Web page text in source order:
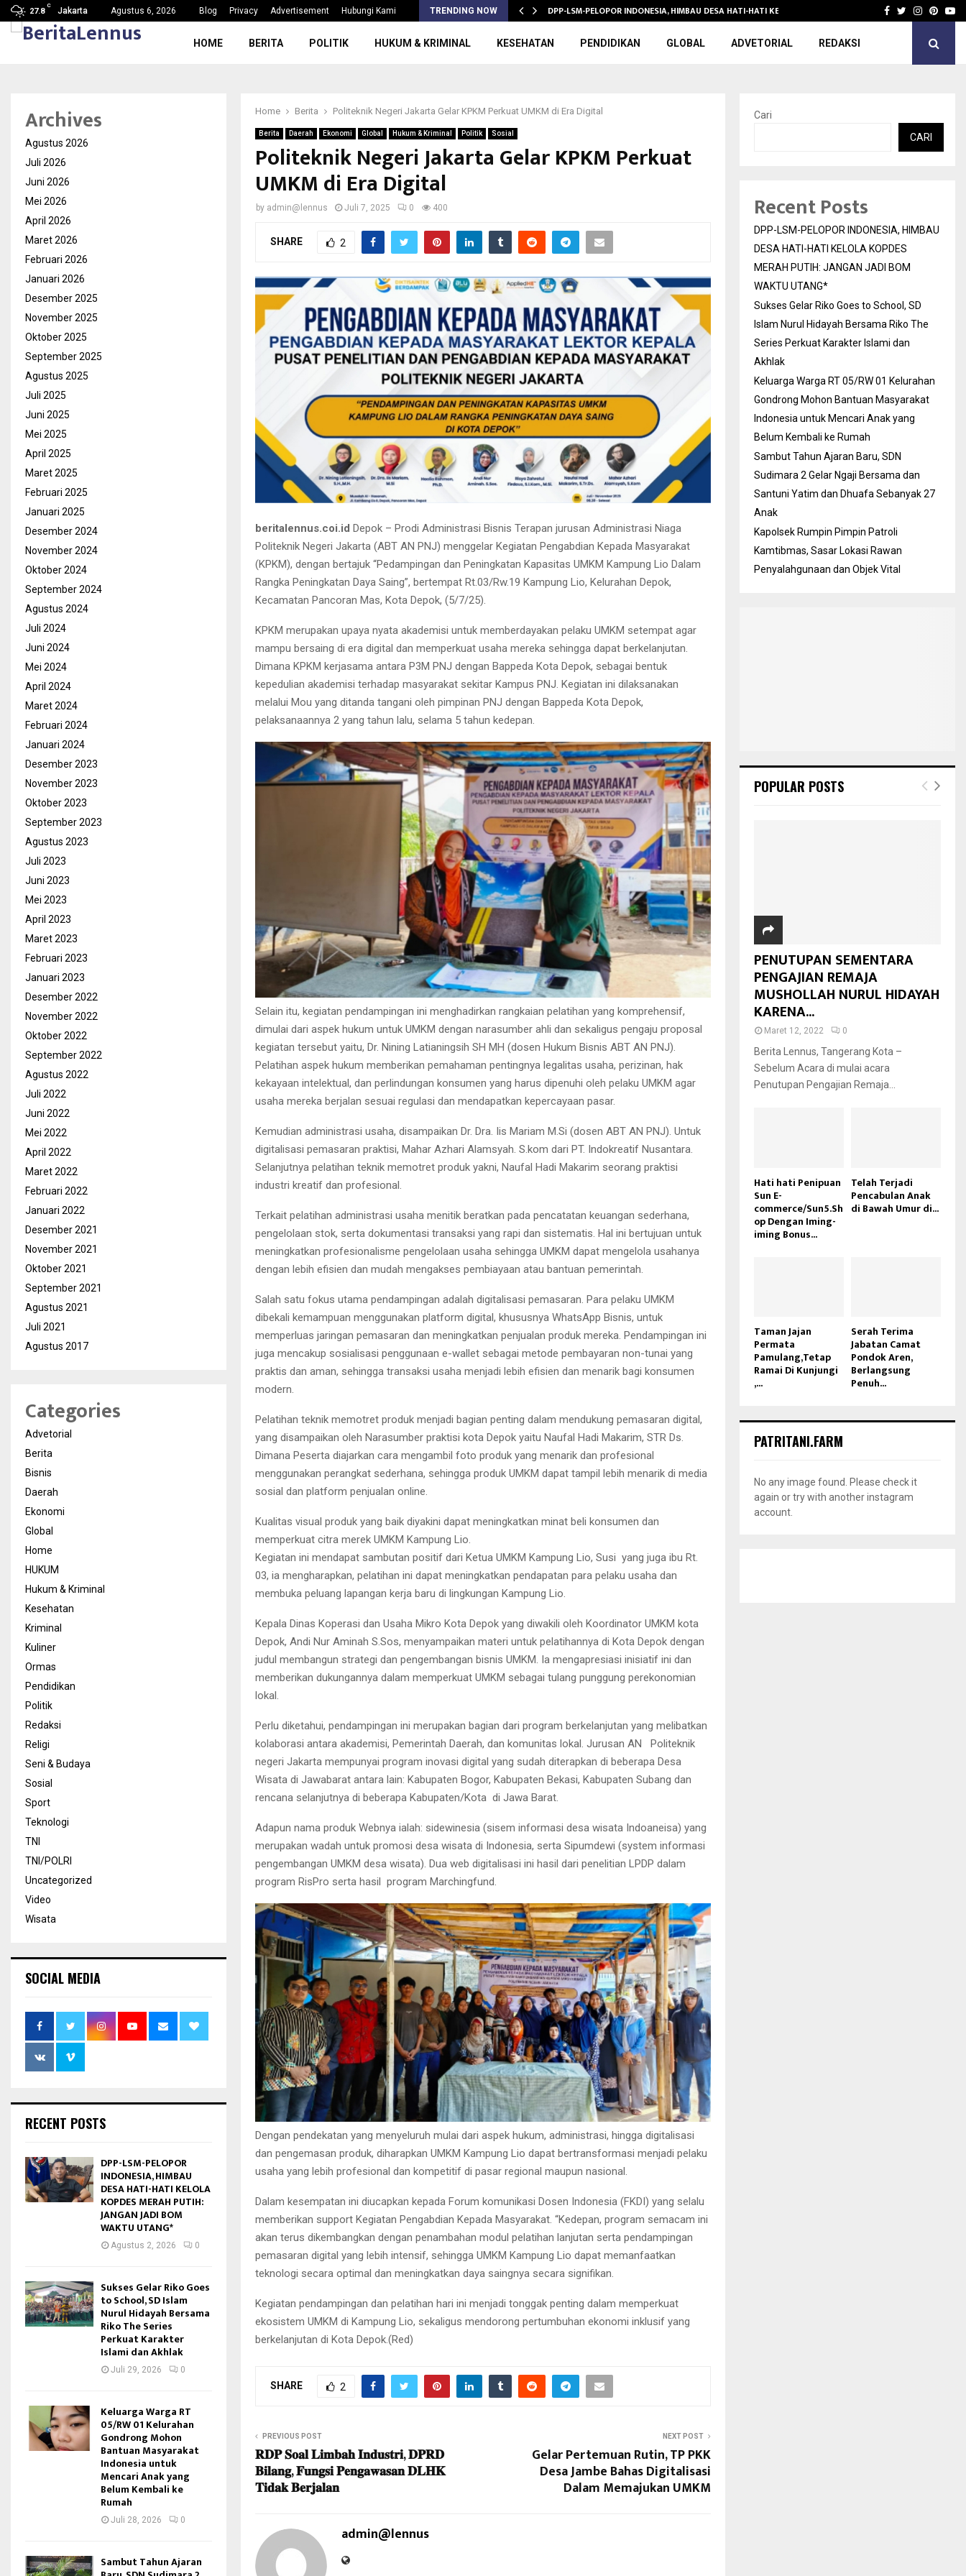
27.8
C
Jakarta Agustus 6, 2026 Blog Privacy Advertisement Hubungi Kami TRENDING NOW
Nama Baik… SDN Karang Tengah 6 Gelar MPLS 2026/2027,… DPP-LSM-PELOPOR INDONESIA, HIMBAU DESA HATI-HATI KELOLA KOPDES… Sukses
Facebook
Twitter
HOME BERITA POLITIK HUKUM & KRIMINAL KESEHATAN PENDIDIKAN GLOBAL ADVETORIAL REDAKSI
Home Berita Politeknik Negeri Jakarta Gelar KPKM Perkuat UMKM di Era Digital
Berita Daerah Ekonomi Global Hukum & Kriminal Politik Sosial
Politeknik Negeri Jakarta Gelar KPKM Perkuat
UMKM di Era Digital
by admin@lennus Juli 7, 2025 0 400
SHARE 2
beritalennus.coi.id Depok – Prodi Administrasi Bisnis Terapan jurusan Administrasi Niaga
Politeknik Negeri Jakarta (ABT AN PNJ) menggelar Kegiatan Pengabdian Kepada Masyarakat
(KPKM), dengan bertajuk “Pedampingan dan Peningkatan Kapasitas UMKM Kampung Lio Dalam
Rangka Peningkatan Daya Saing”, bertempat Rt.03/Rw.19 Kampung Lio, Kelurahan Depok,
Kecamatan Pancoran Mas, Kota Depok, (5/7/25).
KPKM merupakan upaya nyata akademisi untuk memberdayakan pelaku UMKM setempat agar
mampu bersaing di era digital dan memperkuat usaha mereka sehingga dapat berkelanjutan.
Dimana KPKM kerjasama antara P3M PNJ dengan Bappeda Kota Depok, sebagai bentuk
kepedulian akademisi terhadap masyarakat sekitar Kampus PNJ. Kegiatan ini dilaksanakan
melalui Mou yang ditanda tangani oleh pimpinan PNJ dengan Bappeda Kota Depok,
pelaksanaannya 2 yang tahun lalu, selama 5 tahun kedepan.
Selain itu, kegiatan pendampingan ini menghadirkan rangkaian pelatihan yang komprehensif,
dimulai dari aspek hukum untuk UMKM dengan narasumber ahli dan sekaligus pengaju proposal
kegiatan tersebut yaitu, Dr. Nining Latianingsih SH MH (dosen Hukum Bisnis ABT AN PNJ).
Pelatihan aspek hukum memberikan pemahaman pentingnya legalitas usaha, perizinan, hak
kekayaan intelektual, dan perlindungan konsumen yang harus dipenuhi oleh pelaku UMKM agar
usaha mereka berjalan sesuai regulasi dan mendapatkan kepercayaan pasar.
Kemudian administrasi usaha, disampaikan Dr. Dra. Iis Mariam M.Si (dosen ABT AN PNJ). Untuk
digitalisasi pemasaran praktisi, Mahar Azhari Alamsyah. S.kom dari PT. Indokreatif Nusantara.
Selanjutnya pelatihan teknik memotret produk yakni, Naufal Hadi Makarim seorang praktisi
industri kreatif dan profesional.
Terkait pelatihan administrasi usaha menitik beratkan pada pencatatan keuangan sederhana,
pengelolaan stok, serta dokumentasi transaksi yang rapi dan sistematis. Hal ini bertujuan untuk
meningkatkan profesionalisme pengelolaan usaha sehingga UMKM dapat mengelola usahanya
dengan lebih efisien dan mudah mengakses pembiayaan atau bantuan pemerintah.
Salah satu fokus utama pendampingan adalah digitalisasi pemasaran. Para pelaku UMKM
dibekali kemampuan menggunakan platform digital, khususnya WhatsApp Bisnis, untuk
memperluas jaringan pemasaran dan meningkatkan penjualan produk mereka. Pendampingan ini
juga mencakup sosialisasi penggunaan e-wallet sebagai metode pembayaran non-tunai yang
praktis dan aman, sehingga transaksi usaha menjadi lebih efisien dan menarik bagi konsumen
modern.
Pelatihan teknik memotret produk menjadi bagian penting dalam mendukung pemasaran digital,
yang disampaikan oleh Narasumber praktisi kota Depok yaitu Naufal Hadi Makarim, STR Ds.
Dimana Peserta diajarkan cara mengambil foto produk yang menarik dan profesional
menggunakan perangkat sederhana, sehingga produk UMKM dapat tampil lebih menarik di media
sosial dan platform penjualan online.
Kualitas visual produk yang baik diyakini dapat meningkatkan minat beli konsumen dan
memperkuat citra merek UMKM Kampung Lio.
Kegiatan ini mendapat sambutan positif dari Ketua UMKM Kampung Lio, Susi yang juga ibu Rt.
03, ia mengharapkan, pelatihan ini dapat meningkatkan pendapatan para pelaku usaha dan
membuka peluang lapangan kerja baru di lingkungan Kampung Lio.
Kepala Dinas Koperasi dan Usaha Mikro Kota Depok yang diwakili oleh Koordinator UMKM kota
Depok, Andi Nur Aminah S.Sos, menyampaikan materi untuk pelatihannya di Kota Depok dengan
judul membangun strategi dan pengembangan bisnis UMKM. Ia mengapresiasi inisiatif ini dan
memberikan dukungannya dalam memperkuat UMKM sebagai tulang punggung perekonomian
lokal.
Perlu diketahui, pendampingan ini merupakan bagian dari program berkelanjutan yang melibatkan
kolaborasi antara akademisi, Pemerintah Daerah, dan komunitas lokal. Jurusan AN Politeknik
negeri Jakarta mempunyai program inovasi digital yang sudah diterapkan di beberapa Desa
Wisata di Jawabarat antara lain: Kabupaten Bogor, Kabupaten Bekasi, Kabupaten Subang dan
rencana selanjutnya di beberapa Kabupaten/Kota di Jawa Barat.
Adapun nama produk Webnya ialah: sidewinesia (sisem informasi desa wisata Indoaneisa) yang
merupakan wadah untuk promosi desa wisata di Indonesia, serta Sipumdewi (system informasi
pengembangan UMKM desa wisata). Dua web digitalisasi ini hasil dari penelitian LPDP dalam
program RisPro serta hasil program Marchingfund.
Dengan pendekatan yang menyeluruh mulai dari aspek hukum, administrasi, hingga digitalisasi
dan pengemasan produk, diharapkan UMKM Kampung Lio dapat bertransformasi menjadi pelaku
usaha yang lebih profesional dan kompetitif di pasar regional maupun nasional.
Dalam kesempatan ini diucapkan kepada Forum komunikasi Dosen Indonesia (FKDI) yang selalu
memberikan support Kegiatan Pengabdian Kepada Masyarakat. “Kedepan, program semacam ini
akan terus dikembangkan dengan penambahan modul pelatihan lanjutan serta pendampingan
pemasaran digital yang lebih intensif, sehingga UMKM Kampung Lio dapat memanfaatkan
teknologi secara optimal dan meningkatkan daya saingnya secara signifikan.
Kegiatan pendampingan dan pelatihan hari ini menjadi tonggak penting dalam memperkuat
ekosistem UMKM di Kampung Lio, sekaligus mendorong pertumbuhan ekonomi inklusif yang
berkelanjutan di Kota Depok.(Red)
SHARE 2
PREVIOUS POST
𝐑𝐃𝐏 𝐒𝐨𝐚𝐥 𝐋𝐢𝐦𝐛𝐚𝐡 𝐈𝐧𝐝𝐮𝐬𝐭𝐫𝐢, 𝐃𝐏𝐑𝐃
𝐁𝐢𝐥𝐚𝐧𝐠, 𝐅𝐮𝐧𝐠𝐬𝐢 𝐏𝐞𝐧𝐠𝐚𝐰𝐚𝐬𝐚𝐧 𝐃𝐋𝐇𝐊
𝐓𝐢𝐝𝐚𝐤 𝐁𝐞𝐫𝐣𝐚𝐥𝐚𝐧
NEXT POST
Gelar Pertemuan Rutin, TP PKK
Desa Jambe Bahas Digitalisasi
Dalam Memajukan UMKM
admin@lennus
Archives
Agustus 2026
Juli 2026
Juni 2026
Mei 2026
April 2026
Maret 2026
Februari 2026
Januari 2026
Desember 2025
November 2025
Oktober 2025
September 2025
Agustus 2025
Juli 2025
Juni 2025
Mei 2025
April 2025
Maret 2025
Februari 2025
Januari 2025
Desember 2024
November 2024
Oktober 2024
September 2024
Agustus 2024
Juli 2024
Juni 2024
Mei 2024
April 2024
Maret 2024
Februari 2024
Januari 2024
Desember 2023
November 2023
Oktober 2023
September 2023
Agustus 2023
Juli 2023
Juni 2023
Mei 2023
April 2023
Maret 2023
Februari 2023
Januari 2023
Desember 2022
November 2022
Oktober 2022
September 2022
Agustus 2022
Juli 2022
Juni 2022
Mei 2022
April 2022
Maret 2022
Februari 2022
Januari 2022
Desember 2021
November 2021
Oktober 2021
September 2021
Agustus 2021
Juli 2021
Agustus 2017
Categories
Advetorial
Berita
Bisnis
Daerah
Ekonomi
Global
Home
HUKUM
Hukum & Kriminal
Kesehatan
Kriminal
Kuliner
Ormas
Pendidikan
Politik
Redaksi
Religi
Seni & Budaya
Sosial
Sport
Teknologi
TNI
TNI/POLRI
Uncategorized
Video
Wisata
SOCIAL MEDIA
RECENT POSTS
DPP-LSM-PELOPOR
INDONESIA, HIMBAU
DESA HATI-HATI KELOLA
KOPDES MERAH PUTIH:
JANGAN JADI BOM
WAKTU UTANG*
Agustus 2, 2026 0
Sukses Gelar Riko Goes
to School, SD Islam
Nurul Hidayah Bersama
Riko The Series
Perkuat Karakter
Islami dan Akhlak
Juli 29, 2026 0
Keluarga Warga RT
05/RW 01 Kelurahan
Gondrong Mohon
Bantuan Masyarakat
Indonesia untuk
Mencari Anak yang
Belum Kembali ke
Rumah
Juli 28, 2026 0
Sambut Tahun Ajaran
Cari
CARI
Recent Posts
DPP-LSM-PELOPOR INDONESIA, HIMBAU
DESA HATI-HATI KELOLA KOPDES
MERAH PUTIH: JANGAN JADI BOM
WAKTU UTANG*
Sukses Gelar Riko Goes to School, SD
Islam Nurul Hidayah Bersama Riko The
Series Perkuat Karakter Islami dan
Akhlak
Keluarga Warga RT 05/RW 01 Kelurahan
Gondrong Mohon Bantuan Masyarakat
Indonesia untuk Mencari Anak yang
Belum Kembali ke Rumah
Sambut Tahun Ajaran Baru, SDN
Sudimara 2 Gelar Ngaji Bersama dan
Santuni Yatim dan Dhuafa Sebanyak 27
Anak
Kapolsek Rumpin Pimpin Patroli
Kamtibmas, Sasar Lokasi Rawan
Penyalahgunaan dan Objek Vital
POPULAR POSTS
PENUTUPAN SEMENTARA
PENGAJIAN REMAJA
MUSHOLLAH NURUL HIDAYAH
KARENA...
Maret 12, 2022 0
Berita Lennus, Tangerang Kota –
Sebelum Acara di mulai acara
Penutupan Pengajian Remaja...
Hati hati Penipuan
Sun E-
commerce/Sun5.Sh
op Dengan Iming-
iming Bonus...
Telah Terjadi
Pencabulan Anak
di Bawah Umur di...
Taman Jajan
Permata
Pamulang,Tetap
Ramai Di Kunjungi
,...
Serah Terima
Jabatan Camat
Pondok Aren,
Berlangsung
Penuh...
PATRITANI.FARM
No any image found. Please check it
again or try with another instagram
account.